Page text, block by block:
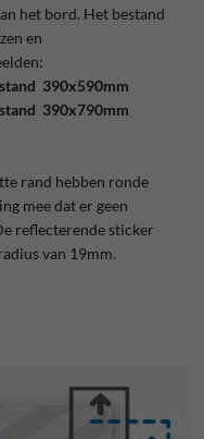
het bord. Het bestand
en
390x590mm
390x790mm
rand hebben ronde
mee dat er geen
reflecterende sticker
van 19mm.